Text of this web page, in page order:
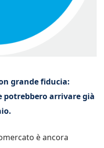
grande fiducia:
potrebbero arrivare già
è ancora